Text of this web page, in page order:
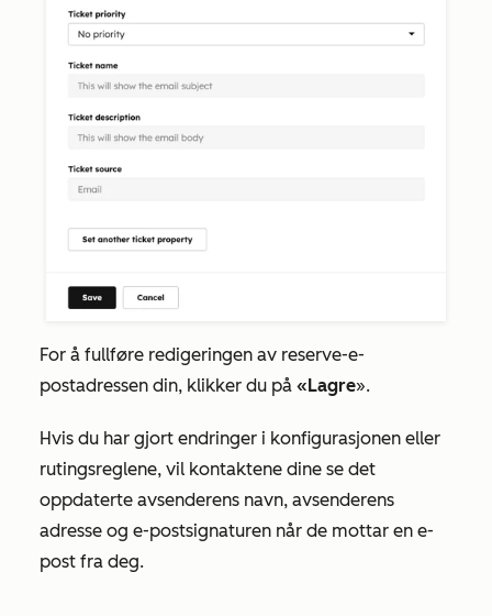
For å fullføre redigeringen av reserve-e-
postadressen din, klikker du på «Lagre».
Hvis du har gjort endringer i konfigurasjonen eller
rutingsreglene, vil kontaktene dine se det
oppdaterte avsenderens navn, avsenderens
adresse og e-postsignaturen når de mottar en e-
post fra deg.